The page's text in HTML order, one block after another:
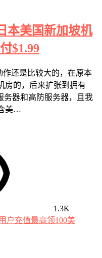
本美国新加坡机
$1.99
作还是比较大的，在原本
房的，后来扩张到拥有
务器和高防服务器，且我
美…
1.3K